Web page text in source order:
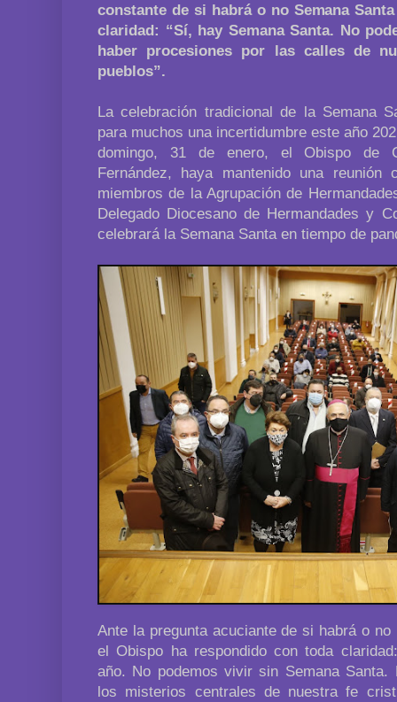
constante de si habrá o no Semana
claridad: “Sí, hay Semana Santa. No
haber procesiones por las calles de
pueblos”.
La celebración tradicional de la Semana
para muchos una incertidumbre este año
domingo, 31 de enero, el Obispo de
Fernández, haya mantenido una
miembros de la Agrupación de
Delegado Diocesano de Hermandades y
celebrará la Semana Santa en tiempo de
Ante la pregunta acuciante de si habrá o
el Obispo ha respondido con toda
año. No podemos vivir sin Semana Santa.
los misterios centrales de nuestra fe